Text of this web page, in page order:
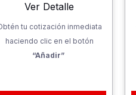
Ver Detalle
tu cotización inmediata
haciendo clic en el botón
“Añadir”